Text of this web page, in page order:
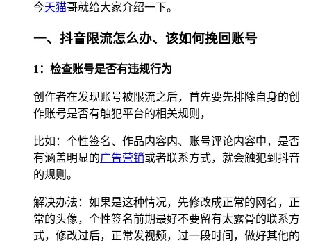
今天猫哥就给大家介绍一下。
一、抖音限流怎么办、该如何挽回账号
1：检查账号是否有违规行为
创作者在发现账号被限流之后，首先要先排除自身的创
作账号是否有触犯平台的相关规则，
比如：个性签名、作品内容内、账号评论内容中，是否
有涵盖明显的广告营销或者联系方式，就会触犯到抖音
的规则。
解决办法：如果是这种情况，先修改成正常的网名，正
常的头像，个性签名前期最好不要留有太露骨的联系方
式，修改过后，正常发视频，过一段时间，做好其他的